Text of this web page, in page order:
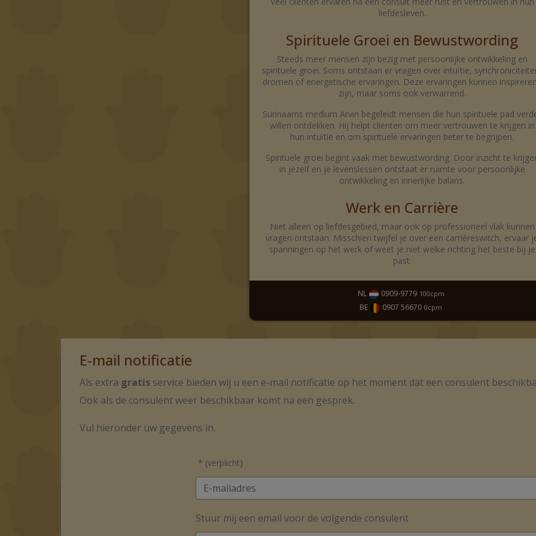
liefdesleven.
Spirituele Groei en Bewustwording
Steeds meer mensen zijn bezig met persoonlijke ontwikkeling en
spirituele groei. Soms ontstaan er vragen over intuïtie,
dromen of energetische ervaringen. Deze ervaringen kunnen
zijn, maar soms ook verwarrend.
Surinaams medium Arvin begeleidt mensen die hun spirituele pad
willen ontdekken. Hij helpt cliënten om meer vertrouwen te krijgen in
hun intuïtie en om spirituele ervaringen beter te begrijpen.
Spirituele groei begint vaak met bewustwording. Door inzicht te
in jezelf en je levenslessen ontstaat er ruimte voor persoonlijke
ontwikkeling en innerlijke balans.
Werk en Carrière
Niet alleen op liefdesgebied, maar ook op professioneel vlak kunnen
vragen ontstaan. Misschien twijfel je over een carrièreswitch, ervaar
spanningen op het werk of weet je niet welke richting het beste bij je
past.
NL 0909-9779 100cpm
BE 0907 56670 0cpm
E-mail notificatie
Als extra gratis service bieden wij u een e-mail notificatie op het moment dat een consulent
Ook als de consulent weer beschikbaar komt na een gesprek.
Vul hieronder uw gegevens in.
* (verplicht)
Stuur mij een email voor de volgende consulent